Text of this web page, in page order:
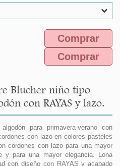
Comprar
Comprar
Blucher niño tipo
con RAYAS y lazo.
para primavera-verano con
con lazo en colores pasteles
cordones con lazo para una mayor
y para una mayor elegancia. Lona
con diseño con RAYAS y acabado